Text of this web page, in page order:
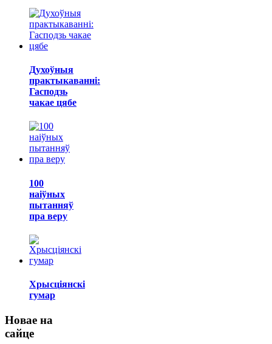
Духоўныя
практыкаванні:
Гасподзь
чакае цябе
100
наіўных
пытанняў
пра веру
Хрысціянскі
гумар
Новае на
сайце